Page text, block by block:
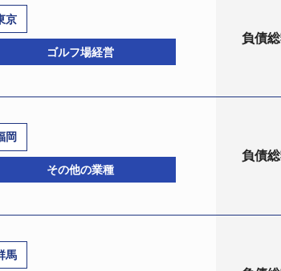
業界に先駆けて低価格を売り物にした直収電
大々的に流し、平成17年1月期には年商440
（大証ヘラクレス）を子会社化、11月からは
したにも関わらず、手続きが煩雑だったこ
ＯＫＫＡ」契約者数の伸びが鈍化し計画を
再生手続開始を申し立てた。
4年1月、資本金96億7100万円、淡居毅社長
プン。当初は「大阪近鉄バファローズ」の本
商91億3000万円をあげていた。
財務を圧迫、多額の減価償却費計上などで
停手続開始を申し立て、債権者である大阪
京
ゴルフ場経営
負債
万円、河内喜夫社長）と関連会社の国際
を申し立てた。負債は国武が約164億円、
は昭和47年10月に新水戸カントリークラブ
岡
その他の業種
負債
馬